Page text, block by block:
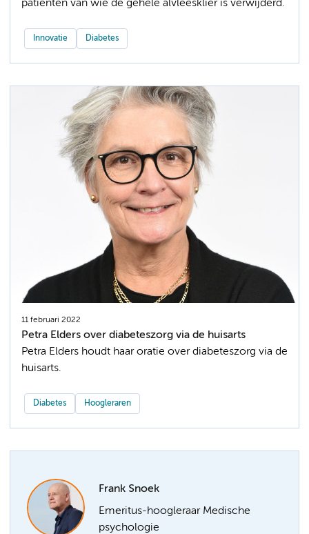
patiënten van wie de gehele alvleesklier is verwijderd.
Innovatie Diabetes
11 februari 2022
Petra Elders over diabeteszorg via de huisarts
Petra Elders houdt haar oratie over diabeteszorg via de
huisarts.
Diabetes Hoogleraren
Frank Snoek
Emeritus-hoogleraar Medische
psychologie